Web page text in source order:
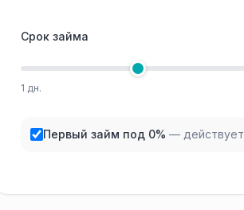
Срок займа
1 дн.
Первый займ под 0% — действует